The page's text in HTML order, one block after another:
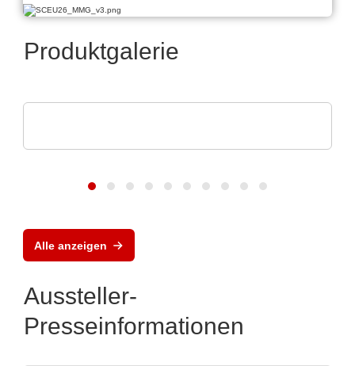
Produktgalerie
Alle anzeigen
Aussteller-
Presseinformationen